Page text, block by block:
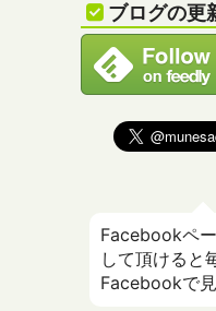
ブログの更
Facebookペ
して頂けると
Facebookで見